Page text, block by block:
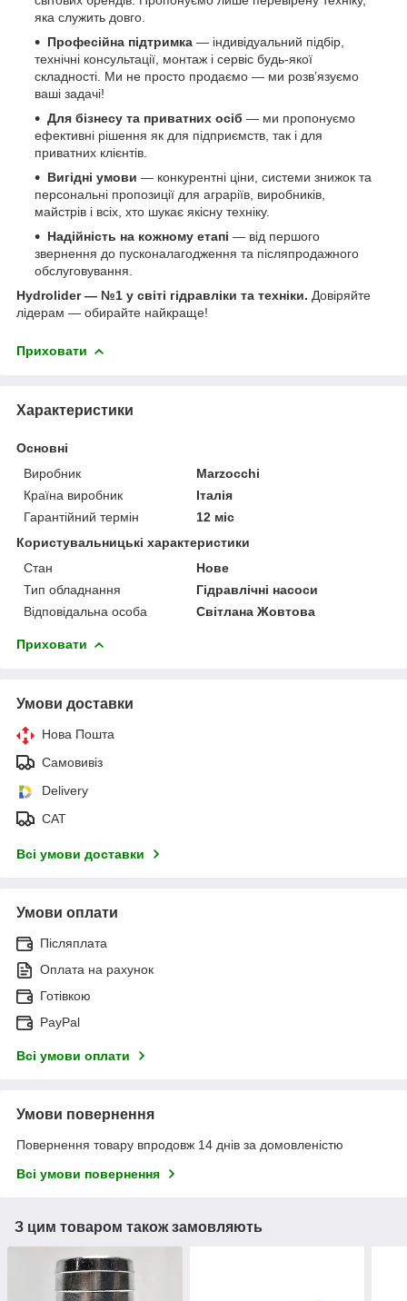
яка служить довго.
Професійна підтримка — індивідуальний підбір,
технічні консультації, монтаж і сервіс будь-якої
складності. Ми не просто продаємо — ми розв’язуємо
ваші задачі!
Для бізнесу та приватних осіб — ми пропонуємо
ефективні рішення як для підприємств, так і для
приватних клієнтів.
Вигідні умови — конкурентні ціни, системи знижок та
персональні пропозиції для аграріїв, виробників,
майстрів і всіх, хто шукає якісну техніку.
Надійність на кожному етапі — від першого
звернення до пусконалагодження та післяпродажного
обслуговування.
Hydrolider — №1 у світі гідравліки та техніки. Довіряйте
лідерам — обирайте найкраще!
Приховати
Характеристики
Основні
Виробник
Marzocchi
Країна виробник
Італія
Гарантійний термін
12 міс
Користувальницькі характеристики
Стан
Нове
Тип обладнання
Гідравлічні насоси
Відповідальна особа
Світлана Жовтова
Приховати
Умови доставки
Нова Пошта
Самовивіз
Delivery
САТ
Всі умови доставки
Умови оплати
Післяплата
Оплата на рахунок
Готівкою
PayPal
Всі умови оплати
Умови повернення
Повернення товару впродовж 14 днів за домовленістю
Всі умови повернення
З цим товаром також замовляють